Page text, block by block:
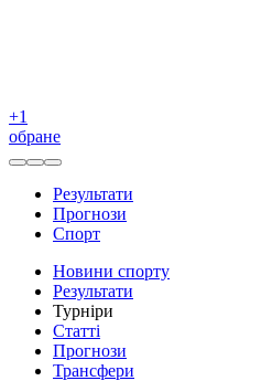
+1
обране
Результати
Прогнози
Спорт
Новини спорту
Результати
Турніри
Статті
Прогнози
Трансфери